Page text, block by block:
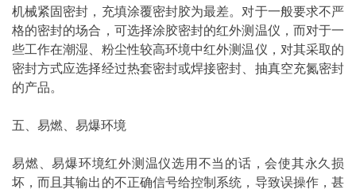
机械紧固密封，充填涂覆密封胶为最差。对于一般要求不严
格的密封的场合，可选择涂胶密封的红外测温仪，而对于一
些工作在潮湿、粉尘性较高环境中红外测温仪，对其采取的
密封方式应选择经过热套密封或焊接密封、抽真空充氮密封
的产品。
五、易燃、易爆环境
易燃、易爆环境红外测温仪选用不当的话，会使其永久损
坏，而且其输出的不正确信号给控制系统，导致误操作，甚